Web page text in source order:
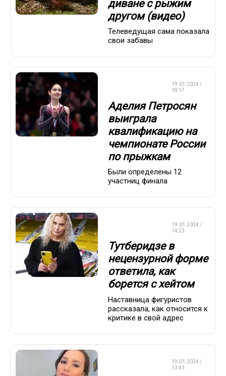
диване с рыжим
другом (видео)
Телеведущая сама показала
свои забавы
19.01.2024 /
18:17
Аделия Петросян
выиграла
квалификацию на
чемпионате России
по прыжкам
Были определены 12
участниц финала
19.01.2024 /
14:23
Тутберидзе в
нецензурной форме
ответила, как
борется с хейтом
Наставница фигуристов
рассказала, как относится к
критике в свой адрес
19.01.2024 /
13:43